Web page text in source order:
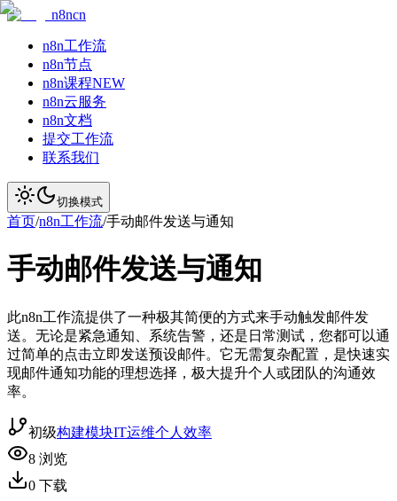
n8ncn
n8n工作流
n8n节点
n8n课程NEW
n8n云服务
n8n文档
提交工作流
联系我们
切换模式
首页/n8n工作流/手动邮件发送与通知
手动邮件发送与通知
此n8n工作流提供了一种极其简便的方式来手动触发邮件发
送。无论是紧急通知、系统告警，还是日常测试，您都可以通
过简单的点击立即发送预设邮件。它无需复杂配置，是快速实
现邮件通知功能的理想选择，极大提升个人或团队的沟通效
率。
初级构建模块IT运维个人效率
8 浏览
0 下载